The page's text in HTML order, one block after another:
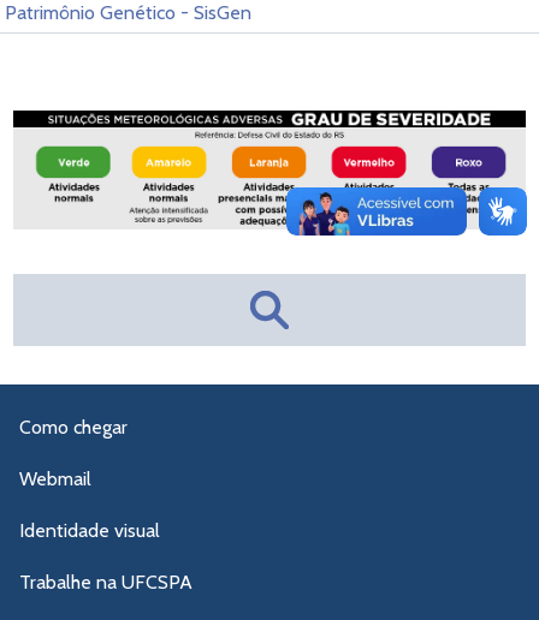
Patrimônio Genético - SisGen
Como chegar
Webmail
Identidade visual
Trabalhe na UFCSPA